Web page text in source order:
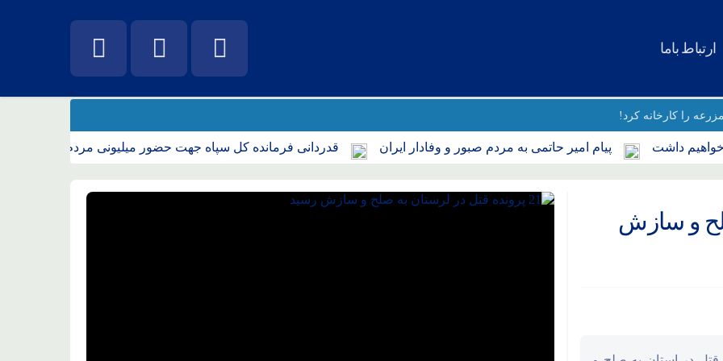
ارتباط باما
را کارخانه کرد!
داشت پیام امیر حاتمی به مردم صبور و وفادار ایران قدردانی فرمانده کل سپاه جهت حضور میلیونی مردم در تشییع قائد
و سازش